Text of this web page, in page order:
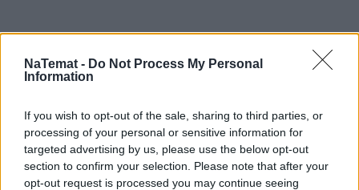
NaTemat - Do Not Process My Personal
Information
If you wish to opt-out of the sale, sharing to third parties, or
processing of your personal or sensitive information for
targeted advertising by us, please use the below opt-out
section to confirm your selection. Please note that after your
opt-out request is processed you may continue seeing